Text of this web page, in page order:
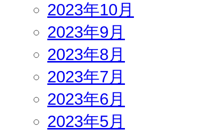
2023年10月
2023年9月
2023年8月
2023年7月
2023年6月
2023年5月